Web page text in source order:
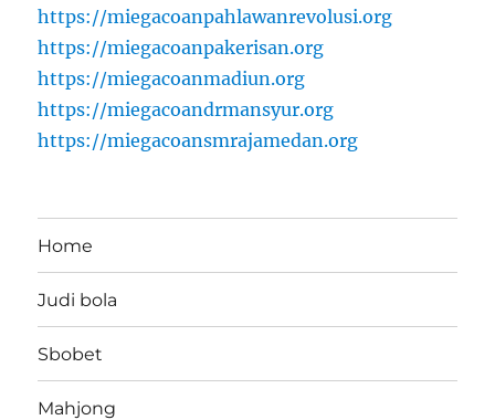
https://miegacoanpahlawanrevolusi.org
https://miegacoanpakerisan.org
https://miegacoanmadiun.org
https://miegacoandrmansyur.org
https://miegacoansmrajamedan.org
Home
Judi bola
Sbobet
Mahjong